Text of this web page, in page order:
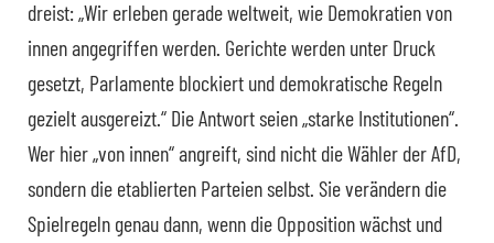
dreist: „Wir erleben gerade weltweit, wie Demokratien von
innen angegriffen werden. Gerichte werden unter Druck
gesetzt, Parlamente blockiert und demokratische Regeln
gezielt ausgereizt.“ Die Antwort seien „starke Institutionen“.
Wer hier „von innen“ angreift, sind nicht die Wähler der AfD,
sondern die etablierten Parteien selbst. Sie verändern die
Spielregeln genau dann, wenn die Opposition wächst und